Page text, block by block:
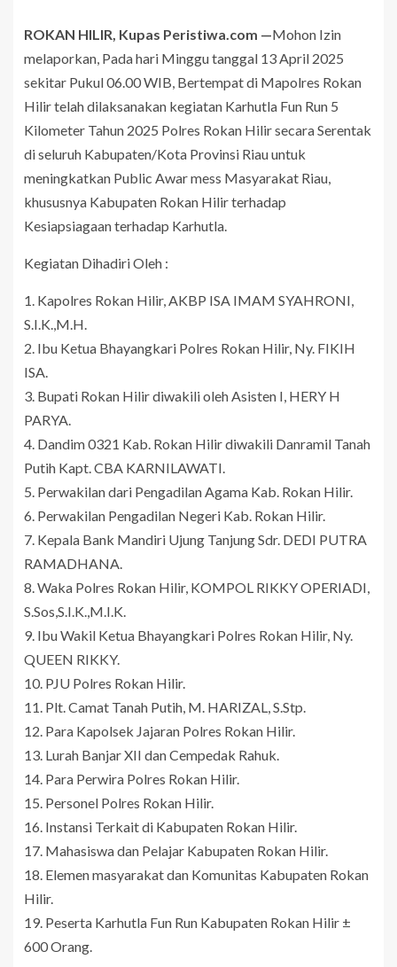
ROKAN HILIR, Kupas Peristiwa.com —Mohon Izin
melaporkan, Pada hari Minggu tanggal 13 April 2025
sekitar Pukul 06.00 WIB, Bertempat di Mapolres Rokan
Hilir telah dilaksanakan kegiatan Karhutla Fun Run 5
Kilometer Tahun 2025 Polres Rokan Hilir secara Serentak
di seluruh Kabupaten/Kota Provinsi Riau untuk
meningkatkan Public Awar mess Masyarakat Riau,
khususnya Kabupaten Rokan Hilir terhadap
Kesiapsiagaan terhadap Karhutla.
Kegiatan Dihadiri Oleh :
1. Kapolres Rokan Hilir, AKBP ISA IMAM SYAHRONI,
S.I.K.,M.H.
2. Ibu Ketua Bhayangkari Polres Rokan Hilir, Ny. FIKIH
ISA.
3. Bupati Rokan Hilir diwakili oleh Asisten I, HERY H
PARYA.
4. Dandim 0321 Kab. Rokan Hilir diwakili Danramil Tanah
Putih Kapt. CBA KARNILAWATI.
5. Perwakilan dari Pengadilan Agama Kab. Rokan Hilir.
6. Perwakilan Pengadilan Negeri Kab. Rokan Hilir.
7. Kepala Bank Mandiri Ujung Tanjung Sdr. DEDI PUTRA
RAMADHANA.
8. Waka Polres Rokan Hilir, KOMPOL RIKKY OPERIADI,
S.Sos,S.I.K.,M.I.K.
9. Ibu Wakil Ketua Bhayangkari Polres Rokan Hilir, Ny.
QUEEN RIKKY.
10. PJU Polres Rokan Hilir.
11. Plt. Camat Tanah Putih, M. HARIZAL, S.Stp.
12. Para Kapolsek Jajaran Polres Rokan Hilir.
13. Lurah Banjar XII dan Cempedak Rahuk.
14. Para Perwira Polres Rokan Hilir.
15. Personel Polres Rokan Hilir.
16. Instansi Terkait di Kabupaten Rokan Hilir.
17. Mahasiswa dan Pelajar Kabupaten Rokan Hilir.
18. Elemen masyarakat dan Komunitas Kabupaten Rokan
Hilir.
19. Peserta Karhutla Fun Run Kabupaten Rokan Hilir ±
600 Orang.